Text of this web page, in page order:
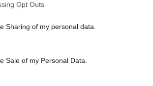
Opt Outs
Sharing of my personal data.
Sale of my Personal Data.